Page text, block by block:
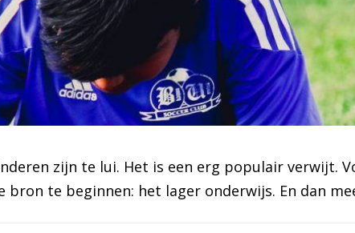
zijn te lui. Het is een erg populair verwijt.
bron te beginnen: het lager onderwijs. En dan